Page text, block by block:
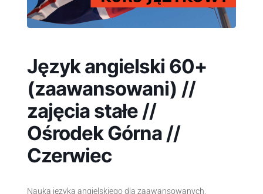
Język angielski 60+
(zaawansowani) //
zajęcia stałe //
Ośrodek Górna //
Czerwiec
Nauka języka angielskiego dla zaawansowanych,